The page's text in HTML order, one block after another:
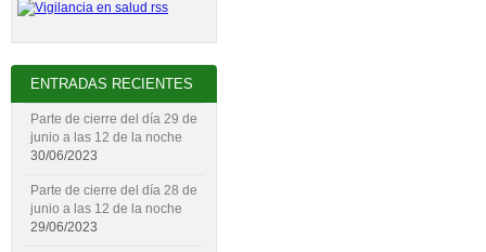
ENTRADAS RECIENTES
Parte de cierre del día 29 de
junio a las 12 de la noche
30/06/2023
Parte de cierre del día 28 de
junio a las 12 de la noche
29/06/2023